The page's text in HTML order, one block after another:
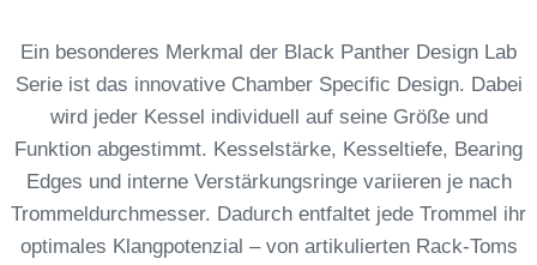
Ein besonderes Merkmal der Black Panther Design Lab
Serie ist das innovative Chamber Specific Design. Dabei
wird jeder Kessel individuell auf seine Größe und
Funktion abgestimmt. Kesselstärke, Kesseltiefe, Bearing
Edges und interne Verstärkungsringe variieren je nach
Trommeldurchmesser. Dadurch entfaltet jede Trommel ihr
optimales Klangpotenzial – von artikulierten Rack-Toms